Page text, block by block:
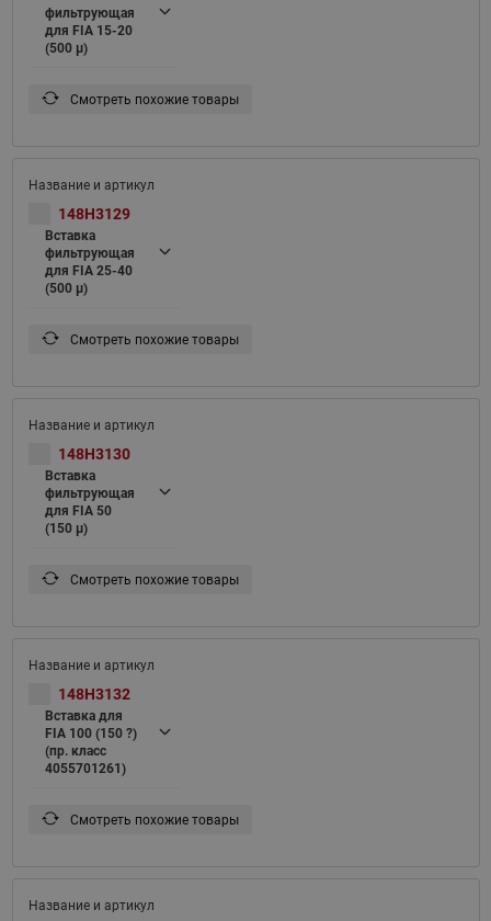
фильтрующая
для FIA 15-20
(500 μ)
Смотреть похожие товары
148H3129
Вставка
фильтрующая
для FIA 25-40
(500 μ)
Смотреть похожие товары
148H3130
Вставка
фильтрующая
для FIA 50
(150 μ)
Смотреть похожие товары
148H3132
Вставка для
FIA 100 (150 ?)
(пр. класс
4055701261)
Смотреть похожие товары